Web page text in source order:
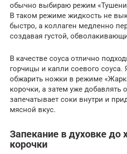
обычно выбираю режим
В таком режиме жидкость не
быстро, а коллаген медленно
создавая густой,
В качестве соуса отлично
горчицы и капли соевого
обжарить ножки в режиме
корочки, а затем уже
запечатывает соки внутри и
мясной вкус.
Запекание в духовке до
корочки